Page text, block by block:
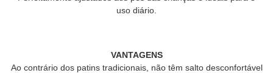
uso diário.
VANTAGENS
Ao contrário dos patins tradicionais, não têm salto desconfortável